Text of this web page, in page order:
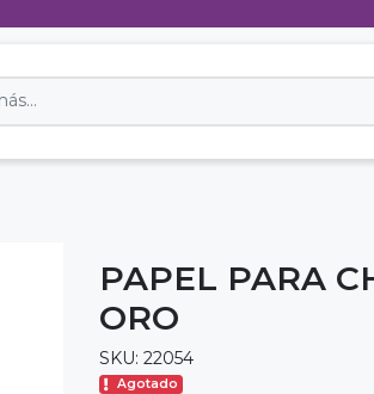
PAPEL PARA
ORO
SKU: 22054
Agotado